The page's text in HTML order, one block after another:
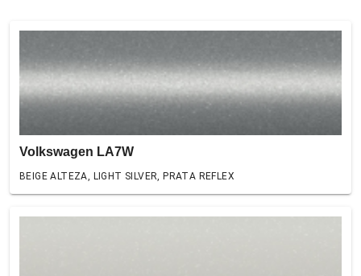
Volkswagen LA7W
BEIGE ALTEZA, LIGHT SILVER, PRATA REFLEX